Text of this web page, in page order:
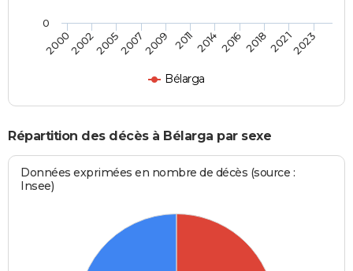
Bélarga
20002002200520072009 201120142016201820212023
0
Répartition des décès à Bélarga par sexe
Données exprimées en nombre de décès (source :
Insee)